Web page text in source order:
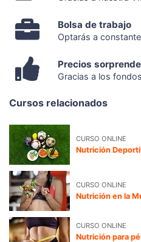
Bolsa de trabajo
Optarás a
Precios
Gracias a los
Cursos relacionados
CURSO ONLINE
Nutrición
CURSO ONLINE
Nutrición en la
CURSO ONLINE
Nutrición para